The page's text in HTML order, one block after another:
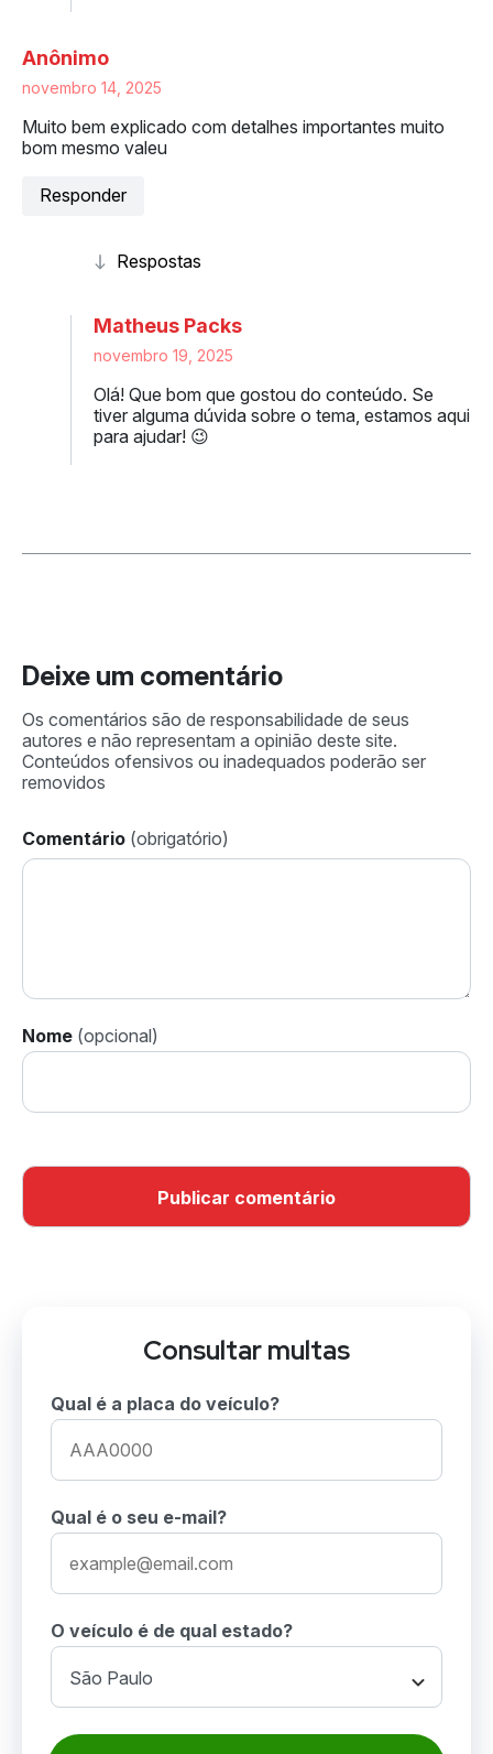
Anônimo
novembro 14, 2025
Muito bem explicado com detalhes importantes muito
bom mesmo valeu
Responder
Matheus Packs
novembro 19, 2025
Olá! Que bom que gostou do conteúdo. Se
tiver alguma dúvida sobre o tema, estamos aqui
para ajudar! 😉
Deixe um comentário
Comentário
Nome
Consultar multas
Qual é a placa do veículo?
Qual é o seu e-mail?
O veículo é de qual estado?